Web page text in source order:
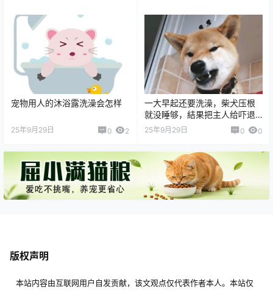
宠物用人的沐浴露洗澡会怎样
25年9月29日 0 2
一大早起还要洗澡，柴犬压根
就没睡够，結果把主人给吓退
了
25年9月29日 0 0
版权声明
本站内容由互联网用户自发贡献，该文观点仅代表作者本人。本站仅